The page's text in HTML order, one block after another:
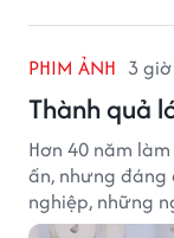
PHIM ẢNH 3
Thành quả
Hơn 40 năm
ấn, nhưng
nghiệp, những
nghệ thuật.